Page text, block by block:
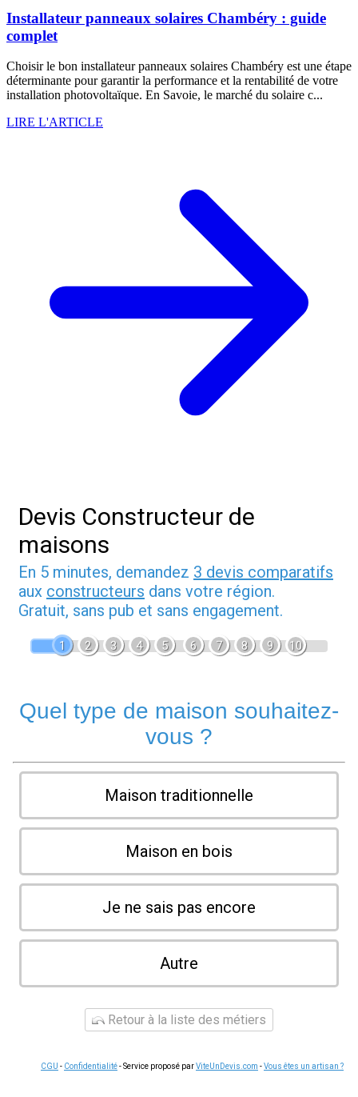
Installateur panneaux solaires Chambéry : guide
complet
Choisir le bon installateur panneaux solaires Chambéry est une étape
déterminante pour garantir la performance et la rentabilité de votre
installation photovoltaïque. En Savoie, le marché du solaire c...
LIRE L'ARTICLE
Devis Constructeur de
maisons
En 5 minutes, demandez 3 devis comparatifs
aux constructeurs dans votre région.
Gratuit, sans pub et sans engagement.
1 2 3 4 5 6 7 8 9 10
Quel type de maison souhaitez-
vous ?
Maison traditionnelle
Maison en bois
Je ne sais pas encore
Autre
Retour à la liste des métiers
CGU - Confidentialité- Service proposé parViteUnDevis.com -Vous êtes un artisan ?